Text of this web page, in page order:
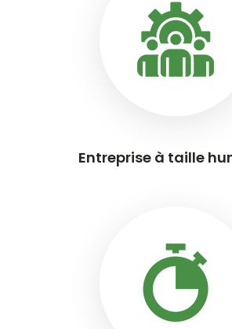
Entreprise à taille